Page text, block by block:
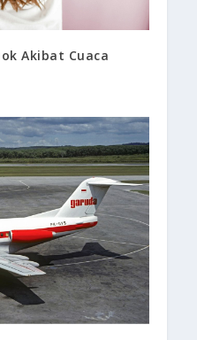
Akibat Cuaca